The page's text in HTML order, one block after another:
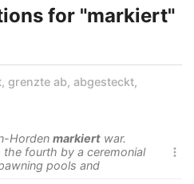
for "markiert"
, grenzte ab, abgesteckt,
Horden markiert war.

fourth by a ceremonial
pools and